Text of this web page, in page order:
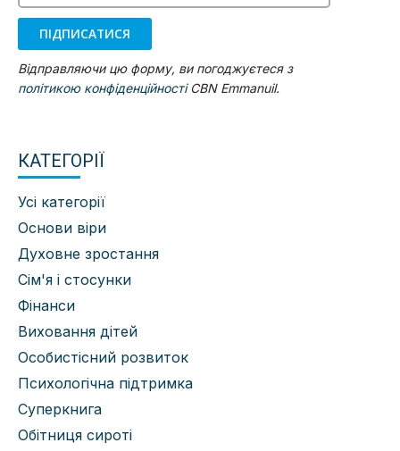
ПІДПИСАТИСЯ
Відправляючи цю форму, ви погоджуєтеся з
політикою конфіденційностіCBN Emmanuil.
КАТЕГОРІЇ
Усі категорії
Основи віри
Духовне зростання
Сім'я і стосунки
Фінанси
Виховання дітей
Особистісний розвиток
Психологічна підтримка
Суперкнига
Обітниця сироті